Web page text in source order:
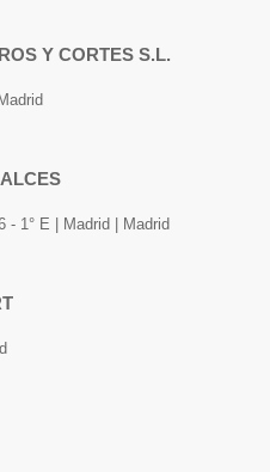
Y CORTES S.L.
- 1° E | Madrid | Madrid